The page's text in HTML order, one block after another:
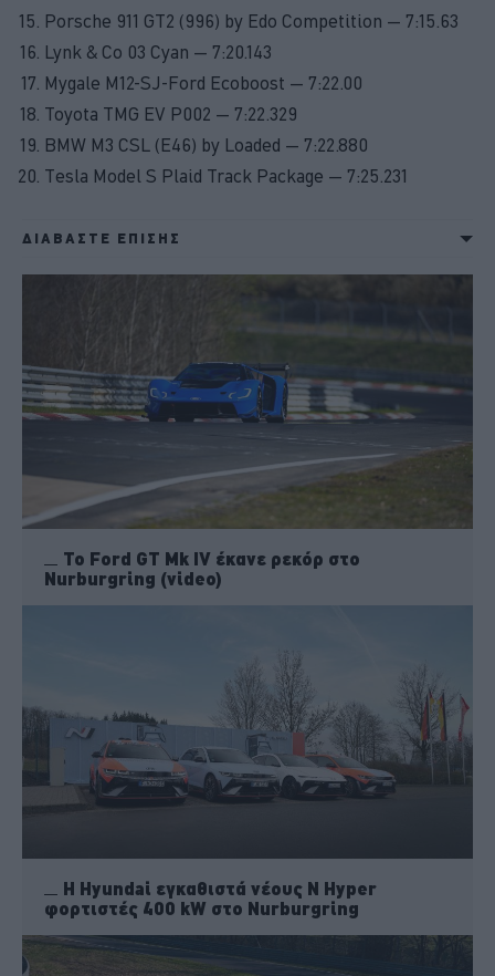
Porsche 911 GT2 (996) by Edo Competition — 7:15.63
Lynk & Co 03 Cyan — 7:20.143
Mygale M12-SJ-Ford Ecoboost — 7:22.00
Toyota TMG EV P002 — 7:22.329
BMW M3 CSL (E46) by Loaded — 7:22.880
Tesla Model S Plaid Track Package — 7:25.231
ΔΙΑΒΑΣΤΕ ΕΠΙΣΗΣ
Το Ford GT Mk IV έκανε ρεκόρ στο
Nurburgring (video)
Η Hyundai εγκαθιστά νέους N Hyper
φορτιστές 400 kW στο Nurburgring